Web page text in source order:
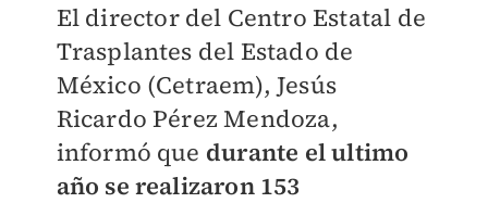
El director del Centro Estatal de
Trasplantes del Estado de
México (Cetraem), Jesús
Ricardo Pérez Mendoza,
informó que durante el ultimo
año se realizaron 153